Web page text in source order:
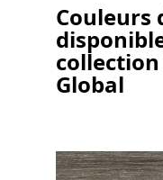
Couleurs
Global